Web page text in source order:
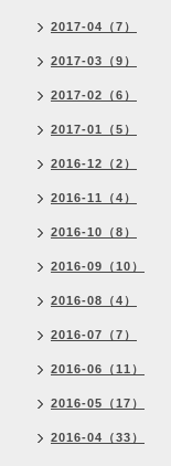
2017-04（7）
2017-03（9）
2017-02（6）
2017-01（5）
2016-12（2）
2016-11（4）
2016-10（8）
2016-09（10）
2016-08（4）
2016-07（7）
2016-06（11）
2016-05（17）
2016-04（33）